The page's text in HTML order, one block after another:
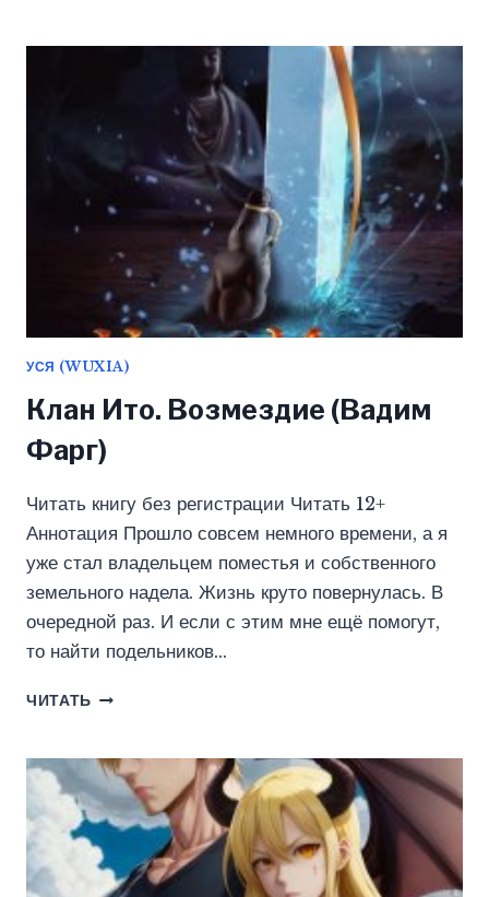
(ВАДИМ
ФАРГ)
УСЯ (WUXIA)
Клан Ито. Возмездие (Вадим
Фарг)
Читать книгу без регистрации Читать 12+
Аннотация Прошло совсем немного времени, а я
уже стал владельцем поместья и собственного
земельного надела. Жизнь круто повернулась. В
очередной раз. И если с этим мне ещё помогут,
то найти подельников…
ЧИТАТЬ КЛАН
(ВАДИМ
ФАРГ)